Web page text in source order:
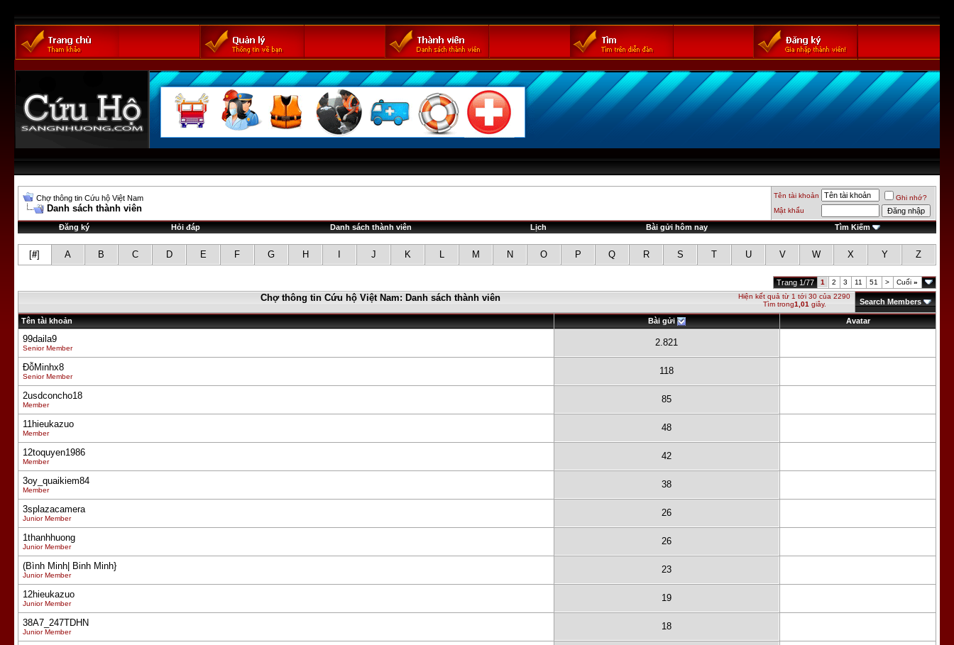
Chợ thông tin Cứu hộ Việt Nam
Danh sách thành viên
Tên tài khoản
Ghi nhớ?
Mật khẩu
Đăng ký Hỏi đáp Danh sách thành viên Lịch Bài gửi hôm nay Tìm Kiếm
[#] A B C D E F G H J K L M N O P Q R S T U V W X Y Z
Trang 1/77 1 2 3 11 51 > Cuối »
Hiện kết quả từ 1 tới 30 của 2290
Tìm trong1,01 giây.
Chợ thông tin Cứu hộ Việt Nam: Danh sách thành viên Search Members
Tên tài khoản Bài gửi Avatar
99daila9
Senior Member
2.821
ĐỗMinhx8
Senior Member
118
2usdconcho18
Member
85
11hieukazuo
Member
48
12toquyen1986
Member
42
3oy_quaikiem84
Member
38
3splazacamera
Junior Member
26
1thanhhuong
Junior Member
26
(Bình Minh| Binh Minh}
Junior Member
23
12hieukazuo
Junior Member
19
38A7_247TDHN
Junior Member
18